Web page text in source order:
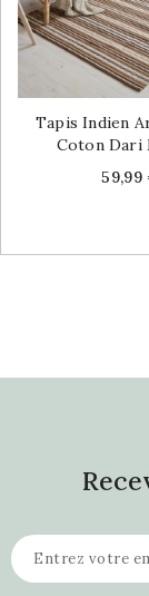
Tapis Indien
Coton Dari
Price
59,99